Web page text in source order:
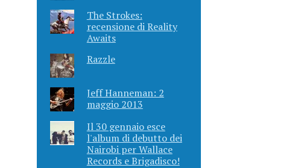
The Strokes:
recensione di Reality
Awaits
Razzle
Jeff Hanneman: 2
maggio 2013
Il 30 gennaio esce
l'album di debutto dei
Nairobi per Wallace
Records e Brigadisco!